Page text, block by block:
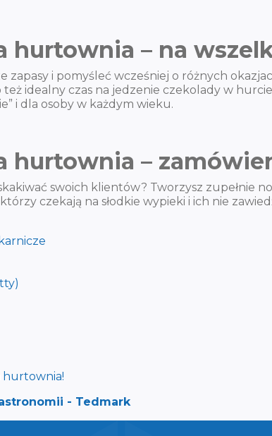
hurtownia – na
zapasy i pomyśleć wcześniej o różnych
też idealny czas na jedzenie czekolady w
i dla osoby w każdym wieku.
hurtownia –
swoich klientów? Tworzysz zupełnie
czekają na słodkie wypieki i ich nie
hurtownia!
- Tedmark